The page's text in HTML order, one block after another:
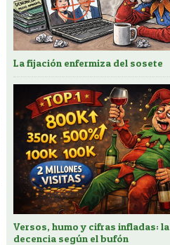
La fijación enfermiza del sosete
Versos, humo y cifras infladas: la
decencia según el bufón